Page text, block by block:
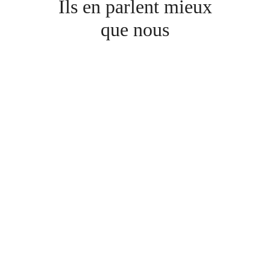
Ils en parlent mieux
que nous